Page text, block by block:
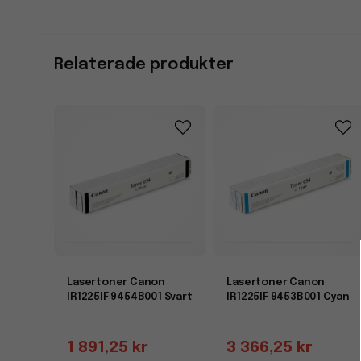
Relaterade produkter
Lasertoner Canon
IR1225IF 9454B001 Svart
1 891,25 kr
Lasertoner Canon
IR1225IF 9453B001 Cyan
3 366,25 kr